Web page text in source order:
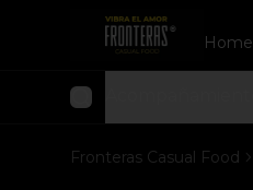
Home
Fronteras Casual Food